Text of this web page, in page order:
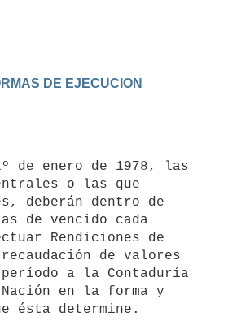
DE EJECUCION
de enero de 1978, las
o las que
deberán dentro de
de vencido cada
Rendiciones de
de valores
a la Contaduría
en la forma y
ésta determine.